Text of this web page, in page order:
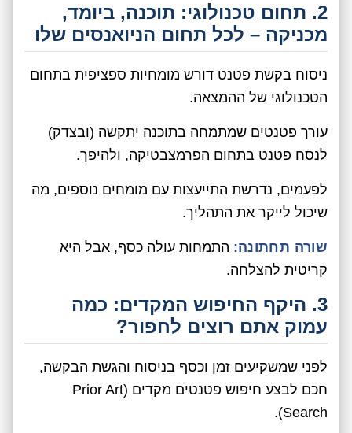
2. תחום טכנולוגי: תוכנה, ביומד,
מכניקה – לכל תחום הניואנסים שלו
ניסוח בקשת פטנט דורש מומחיות ספציפית בתחום
הטכנולוגי של ההמצאה.
עורך פטנטים שמתמחה בתוכנה יתקשה (ובצדק)
לנסח פטנט בתחום הפרמצבטיקה, ולהיפך.
לפעמים, נדרשת התייעצות עם מומחים נוספים, מה
שיכול לייקר את התהליך.
שורה תחתונה: התמחות עולה כסף, אבל היא
קריטית להצלחה.
3. היקף החיפוש המקדים: כמה
עמוק אתם רוצים לחפור?
לפני שמשקיעים זמן וכסף בניסוח והגשת הבקשה,
חכם לבצע חיפוש פטנטים מקדים (Prior Art
Search).